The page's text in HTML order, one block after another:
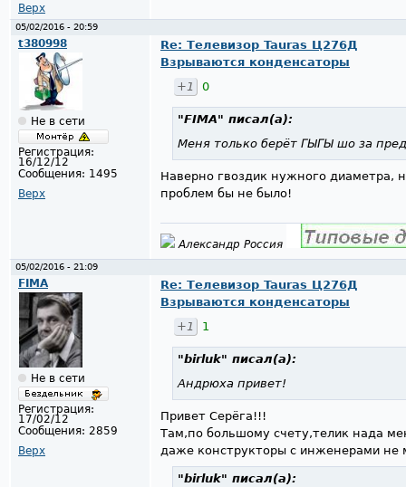
Верх
05/02/2016 - 20:59
t380998
Не в сети
Регистрация:
16/12/12
Сообщения: 1495
Верх
Re: Телевизор Tauras Ц276Д
Взрываются конденсаторы
+1
0
"FIMA" писал(а):
Меня только берёт ГЫГЫ шо за
Наверно гвоздик нужного диаметра,
проблем бы не было!
Александр Россия
05/02/2016 - 21:09
FIMA
Не в сети
Регистрация:
17/02/12
Сообщения: 2859
Верх
Re: Телевизор Tauras Ц276Д
Взрываются конденсаторы
+1
1
"birluk" писал(а):
Андрюха привет!
Привет Серёга!!!
Там,по большому счету,телик нада
даже конструкторы с инженерами не
"birluk" писал(а):